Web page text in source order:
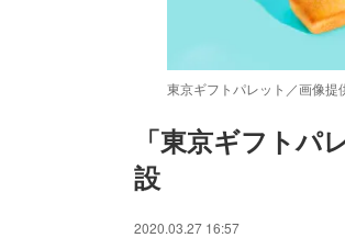
東京ギフトパレット／画像提
「東京ギフトパ
設
2020.03.27 16:57